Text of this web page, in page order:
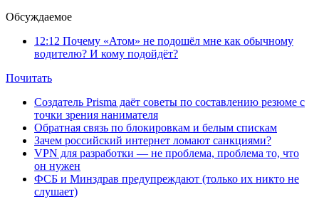
Обсуждаемое
12:12 Почему «Атом» не подошёл мне как обычному
водителю? И кому подойдёт?
Почитать
Создатель Prisma даёт советы по составлению резюме с
точки зрения нанимателя
Обратная связь по блокировкам и белым спискам
Зачем российский интернет ломают санкциями?
VPN для разработки — не проблема, проблема то, что
он нужен
ФСБ и Минздрав предупреждают (только их никто не
слушает)